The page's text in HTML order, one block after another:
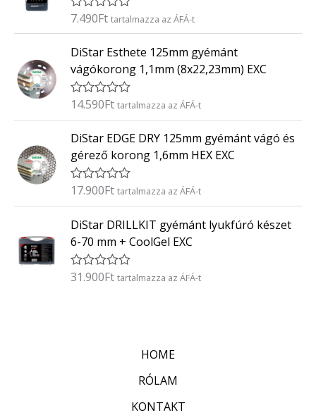
é
s
:
/
5
É
é
e
l
é
s
:
/
5
7.490Ft tartalmazza az ÁFÁ-t
DiStar Esthete 125mm gyémánt
vágókorong 1,1mm (8x22,23mm) EXC
É
é
e
l
s
:
/
5
14.590Ft tartalmazza az ÁFÁ-t
DiStar EDGE DRY 125mm gyémánt vágó és
gérező korong 1,6mm HEX EXC
É
é
k
e
l
é
s
17.900Ft tartalmazza az ÁFÁ-t
DiStar DRILLKIT gyémánt lyukfúró készet
6-70 mm + CoolGel EXC
É
31.900Ft tartalmazza az ÁFÁ-t
HOME
RÓLAM
KONTAKT